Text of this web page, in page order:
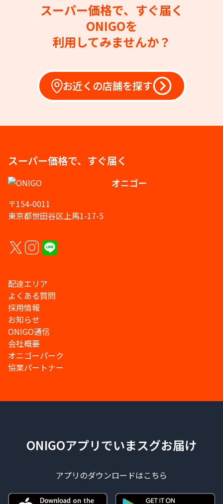
スーパー価格で、すぐ届く
ONIGOを
利用してみませんか？
お近くの店舗を探す
スーパー価格で、すぐ届く
オニゴー
〒154-0011
東京都世田谷区上馬1-17-5
配達エリア
よくある質問
採用情報
お知らせ
ONIGO通信
会社概要
オニゴーパーク
協業パートナー
ONIGOアプリでいまスグお届け
アプリのダウンロードはこちら